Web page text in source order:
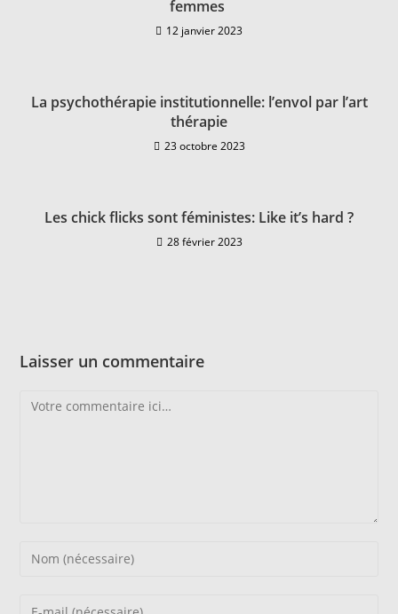
femmes
12 janvier 2023
La psychothérapie institutionnelle: l’envol par l’art
thérapie
23 octobre 2023
Les chick flicks sont féministes: Like it’s hard ?
28 février 2023
Laisser un commentaire
Comment
Enter
Enter